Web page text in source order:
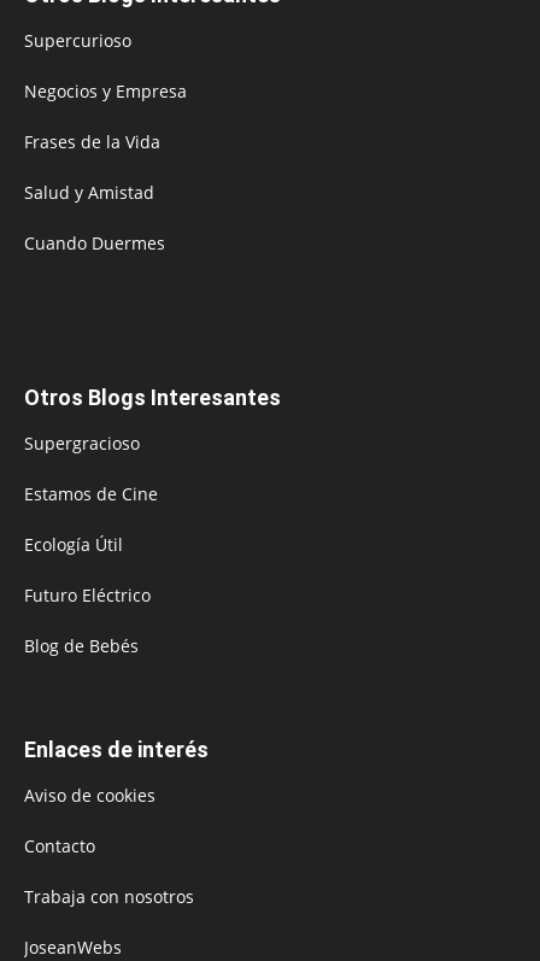
Supercurioso
Negocios y Empresa
Frases de la Vida
Salud y Amistad
Cuando Duermes
Otros Blogs Interesantes
Supergracioso
Estamos de Cine
Ecología Útil
Futuro Eléctrico
Blog de Bebés
Enlaces de interés
Aviso de cookies
Contacto
Trabaja con nosotros
JoseanWebs